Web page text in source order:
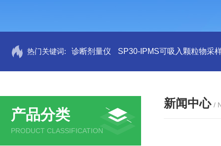
热门关键词: 诊断剂量仪 SP30-IPMS可吸入颗粒物采
产品分类
PRODUCT CLASSIFICATION
新闻中心 /